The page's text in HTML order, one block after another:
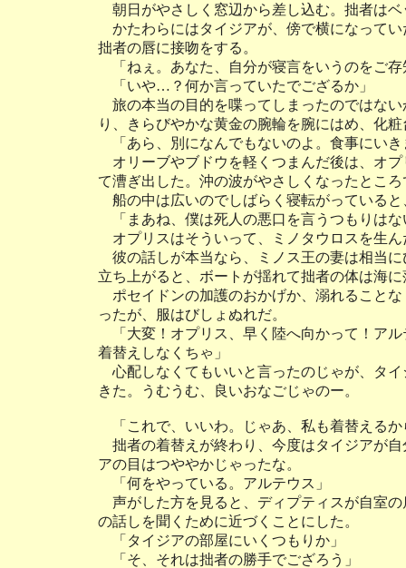
朝日がやさしく窓辺から差し込む。拙者は
かたわらにはタイジアが、傍で横になって
拙者の唇に接吻をする。
「ねぇ。あなた、自分が寝言をいうのをご存
「いや…？何か言っていたでござるか」
旅の本当の目的を喋ってしまったのではな
り、きらびやかな黄金の腕輪を腕にはめ、化
「あら、別になんでもないのよ。食事にいき
オリーブやブドウを軽くつまんだ後は、オ
て漕ぎ出した。沖の波がやさしくなったとこ
船の中は広いのでしばらく寝転がっている
「まあね、僕は死人の悪口を言うつもりはな
オプリスはそういって、ミノタウロスを生
彼の話しが本当なら、ミノス王の妻は相当
立ち上がると、ボートが揺れて拙者の体は海
ポセイドンの加護のおかげか、溺れること
ったが、服はびしょぬれだ。
「大変！オプリス、早く陸へ向かって！ア
着替えしなくちゃ」
心配しなくてもいいと言ったのじゃが、タ
きた。うむうむ、良いおなごじゃのー。
「これで、いいわ。じゃあ、私も着替える
拙者の着替えが終わり、今度はタイジアが
アの目はつややかじゃったな。
「何をやっている。アルテウス」
声がした方を見ると、ディプティスが自室
の話しを聞くために近づくことにした。
「タイジアの部屋にいくつもりか」
「そ、それは拙者の勝手でござろう」